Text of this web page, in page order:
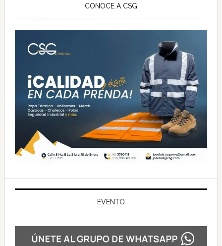
principal
CONOCE A CSG
EVENTO